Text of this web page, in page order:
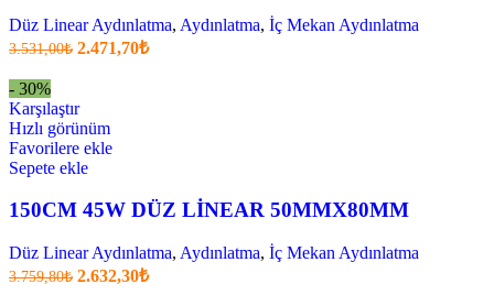
Düz Linear Aydınlatma, Aydınlatma, İç Mekan Aydınlatma
3.531,00₺ Orijinal
2.471,70₺Şu
- 30%
Karşılaştır
Hızlı görünüm
Favorilere ekle
Sepete ekle
150CM 45W DÜZ LİNEAR 50MMX80MM
Düz Linear Aydınlatma, Aydınlatma, İç Mekan Aydınlatma
3.759,80₺ Orijinal
2.632,30₺Şu